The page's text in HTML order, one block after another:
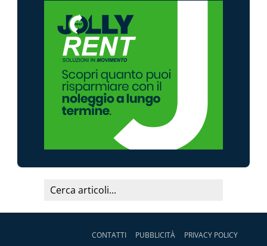
CONTATTI PUBBLICITÀ PRIVACY POLICY